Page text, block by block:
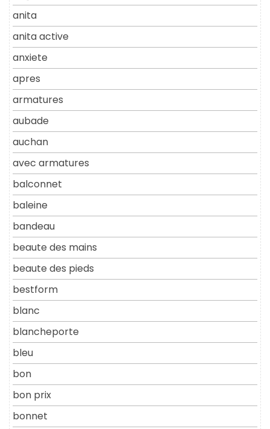
anita
anita active
anxiete
apres
armatures
aubade
auchan
avec armatures
balconnet
baleine
bandeau
beaute des mains
beaute des pieds
bestform
blanc
blancheporte
bleu
bon
bon prix
bonnet